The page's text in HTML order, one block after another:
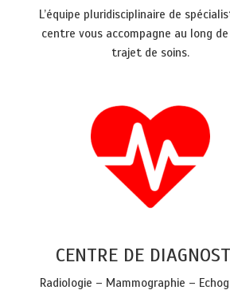
L’équipe pluridisciplinaire de
centre vous accompagne au long
trajet de soins.
CENTRE DE
Radiologie – Mammographie –